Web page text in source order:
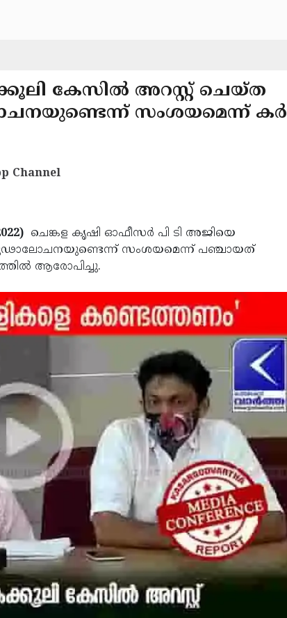
കേസിൽ അറസ്റ്റ് ചെയ്ത
സംശയമെന്ന് കർ
Channel
ചെങ്കള കൃഷി ഓഫീസർ പി ടി അജിയെ
സംശയമെന്ന് പഞ്ചായത്
ആരോപിച്ചു.